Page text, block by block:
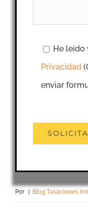
He leído
Privacidad
enviar
Por Blog Tasaciones